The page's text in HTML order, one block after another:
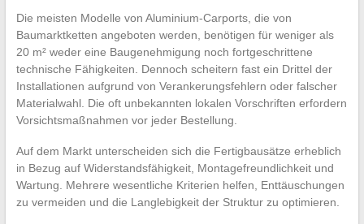
Die meisten Modelle von Aluminium-Carports, die von
Baumarktketten angeboten werden, benötigen für weniger als
20 m² weder eine Baugenehmigung noch fortgeschrittene
technische Fähigkeiten. Dennoch scheitern fast ein Drittel der
Installationen aufgrund von Verankerungsfehlern oder falscher
Materialwahl. Die oft unbekannten lokalen Vorschriften erfordern
Vorsichtsmaßnahmen vor jeder Bestellung.
Auf dem Markt unterscheiden sich die Fertigbausätze erheblich
in Bezug auf Widerstandsfähigkeit, Montagefreundlichkeit und
Wartung. Mehrere wesentliche Kriterien helfen, Enttäuschungen
zu vermeiden und die Langlebigkeit der Struktur zu optimieren.